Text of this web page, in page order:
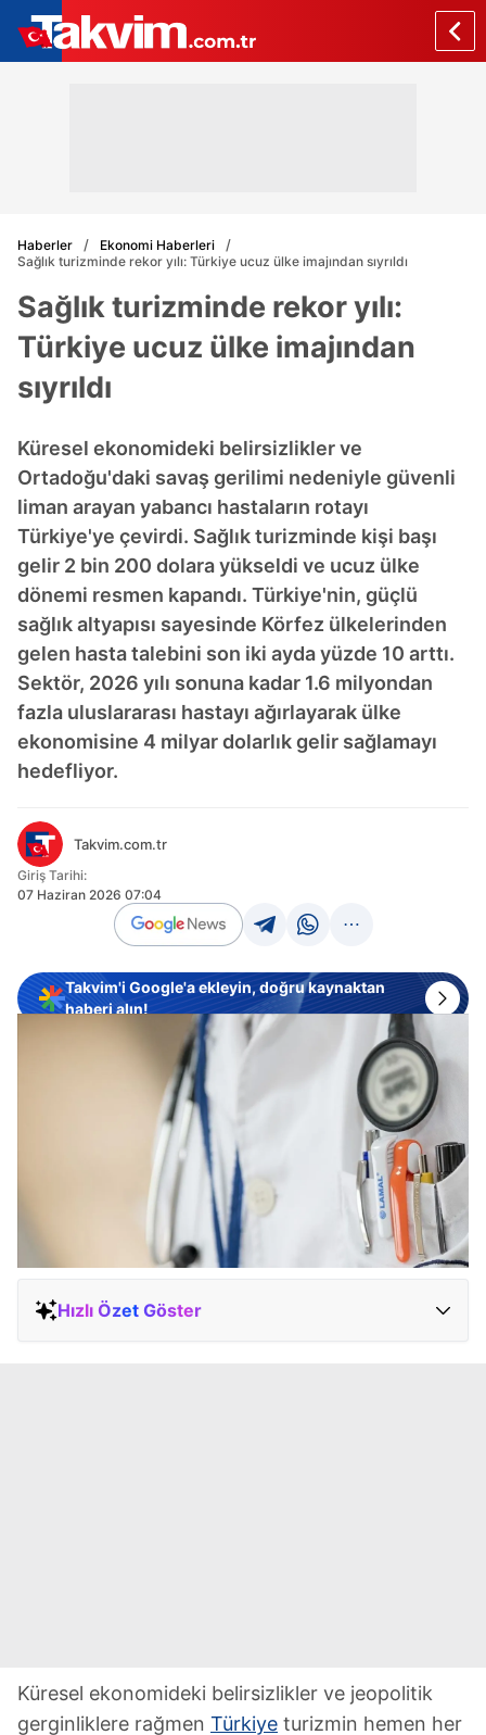
Haberler
Ekonomi Haberleri
Sağlık turizminde rekor yılı: Türkiye ucuz ülke imajından sıyrıldı
Sağlık turizminde rekor yılı:
Türkiye ucuz ülke imajından
sıyrıldı
Küresel ekonomideki belirsizlikler ve
Ortadoğu'daki savaş gerilimi nedeniyle güvenli
liman arayan yabancı hastaların rotayı
Türkiye'ye çevirdi. Sağlık turizminde kişi başı
gelir 2 bin 200 dolara yükseldi ve ucuz ülke
dönemi resmen kapandı. Türkiye'nin, güçlü
sağlık altyapısı sayesinde Körfez ülkelerinden
gelen hasta talebini son iki ayda yüzde 10 arttı.
Sektör, 2026 yılı sonuna kadar 1.6 milyondan
fazla uluslararası hastayı ağırlayarak ülke
ekonomisine 4 milyar dolarlık gelir sağlamayı
hedefliyor.
Takvim.com.tr
Giriş Tarihi:
07 Haziran 2026 07:04
Takvim'i Google'a ekleyin, doğru kaynaktan
haberi alın!
Hızlı Özet Göster
Küresel ekonomideki belirsizlikler ve jeopolitik
gerginliklere rağmen Türkiye turizmin hemen her